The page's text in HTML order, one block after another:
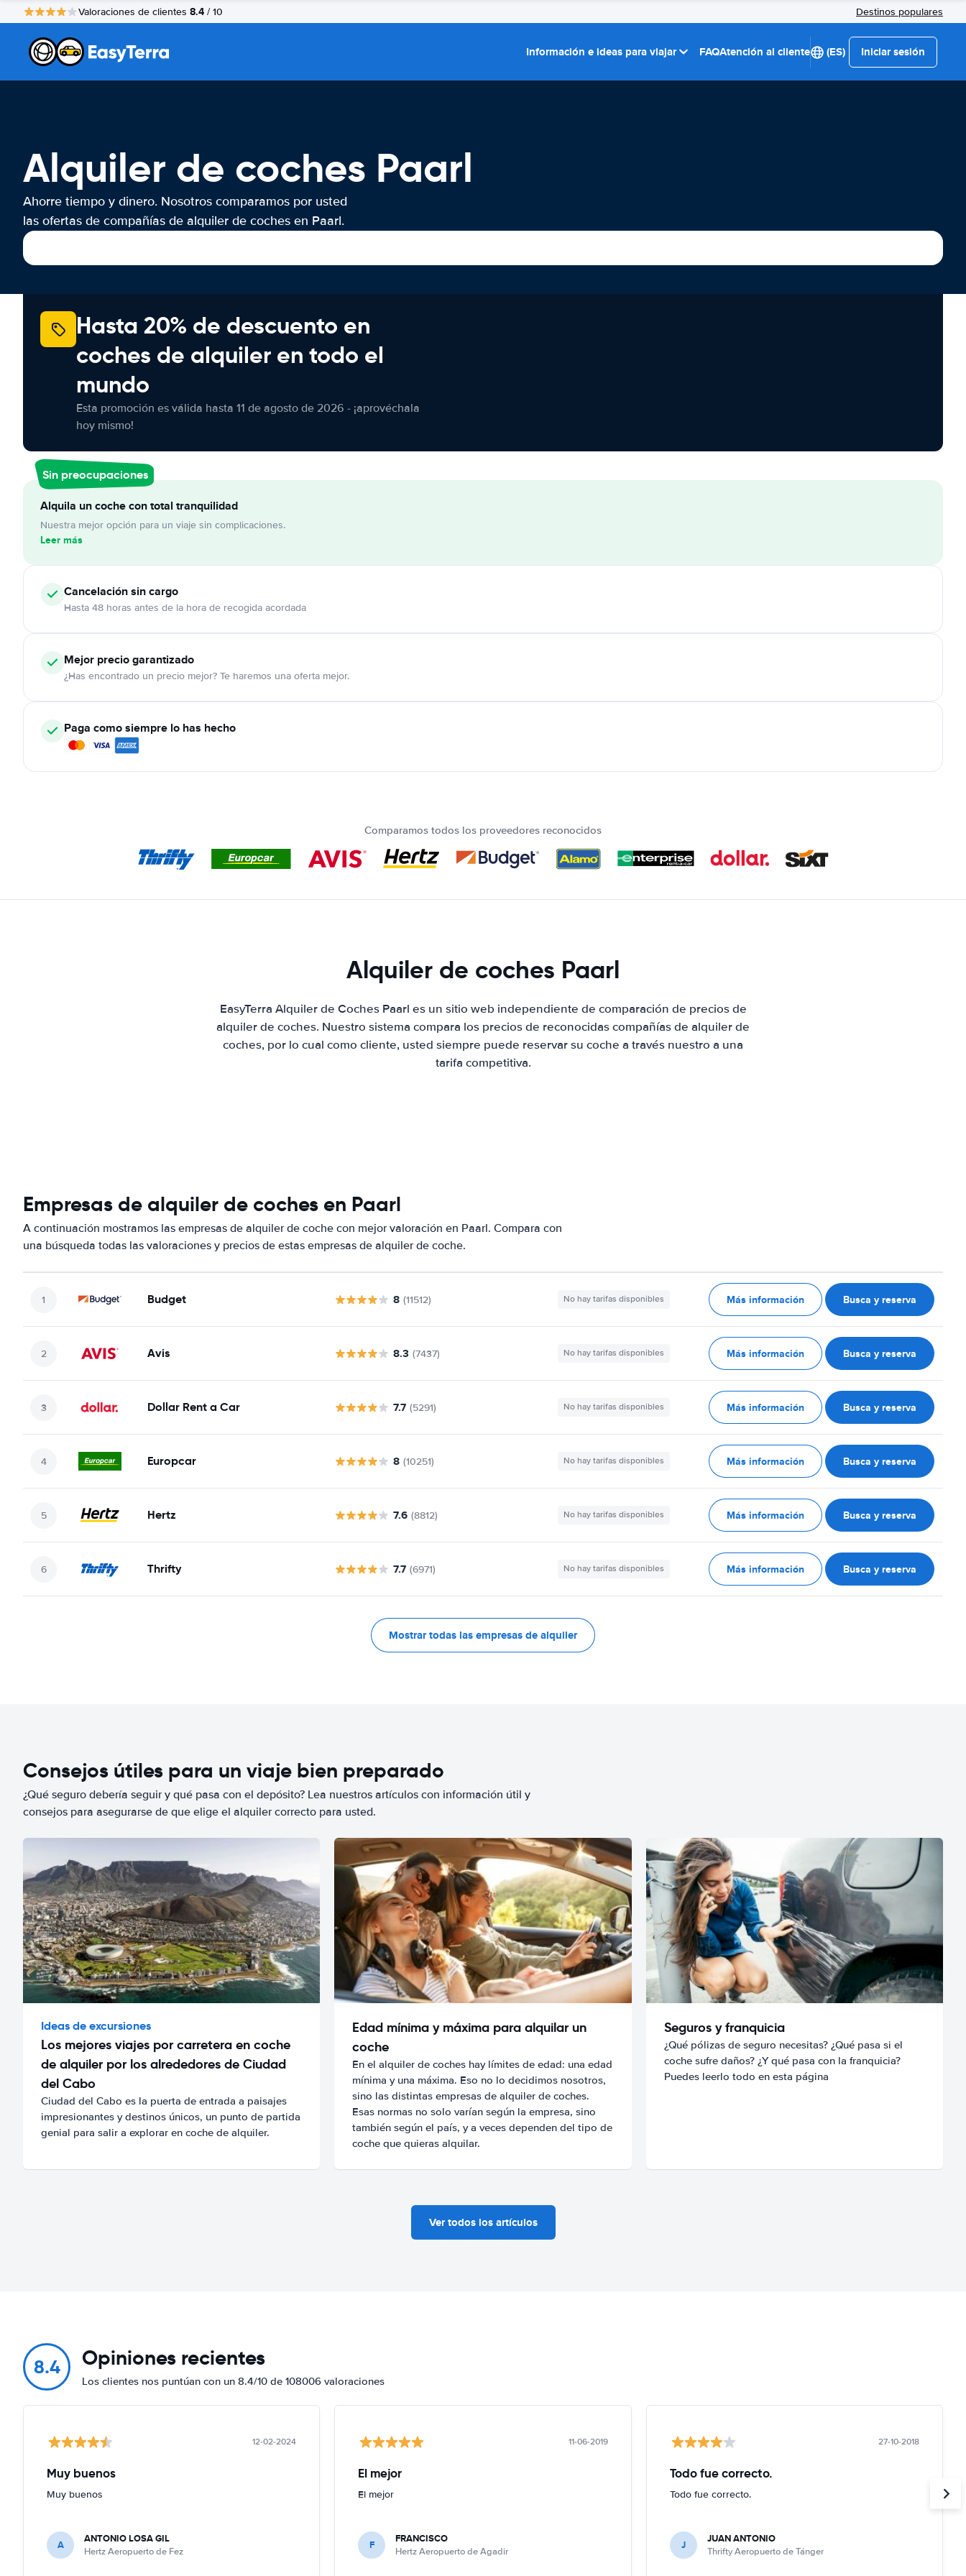
Valoraciones de clientes 8.4 / 10 Destinos populares
Información e ideas para viajar FAQAtención al cliente (ES) Iniciar sesión
Alquiler de coches Paarl
Ahorre tiempo y dinero. Nosotros comparamos por usted
las ofertas de compañías de alquiler de coches en Paarl.
Hasta 20% de descuento en
coches de alquiler en todo el
mundo
Esta promoción es válida hasta 11 de agosto de 2026 - ¡aprovéchala
hoy mismo!
Sin preocupaciones
Alquila un coche con total tranquilidad
Nuestra mejor opción para un viaje sin complicaciones.
Leer más
Cancelaciónsin cargo
Hasta 48 horas antes de la hora de recogida acordada
Mejor precio garantizado
¿Has encontrado un precio mejor? Te haremos una oferta mejor.
Paga como siempre lo has hecho
Comparamos todos los proveedores reconocidos
Alquiler de coches Paarl
EasyTerra Alquiler de Coches Paarl es un sitio web independiente de comparación de precios de
alquiler de coches. Nuestro sistema compara los precios de reconocidas compañías de alquiler de
coches, por lo cual como cliente, usted siempre puede reservar su coche a través nuestro a una
tarifa competitiva.
Empresas de alquiler de coches en Paarl
A continuación mostramos las empresas de alquiler de coche con mejor valoración en Paarl. Compara con
una búsqueda todas las valoraciones y precios de estas empresas de alquiler de coche.
Budget 8 (11512) No hay tarifas disponibles Más información Busca y reserva
Avis 8.3 (7437) No hay tarifas disponibles Más información Busca y reserva
Dollar Rent a Car 7.7 (5291) No hay tarifas disponibles Más información Busca y reserva
Europcar 8 (10251) No hay tarifas disponibles Más información Busca y reserva
Hertz 7.6 (8812) No hay tarifas disponibles Más información Busca y reserva
Thrifty 7.7 (6971) No hay tarifas disponibles Más información Busca y reserva
Mostrar todas las empresas de alquiler
Consejos útiles para un viaje bien preparado
¿Qué seguro debería seguir y qué pasa con el depósito? Lea nuestros artículos con información útil y
consejos para asegurarse de que elige el alquiler correcto para usted.
Ideas de excursiones
Los mejores viajes por carretera en coche
de alquiler por los alrededores de Ciudad
del Cabo
Ciudad del Cabo es la puerta de entrada a paisajes
impresionantes y destinos únicos, un punto de partida
genial para salir a explorar en coche de alquiler.
Edad mínima y máxima para alquilar un
coche
En el alquiler de coches hay límites de edad: una edad
mínima y una máxima. Eso no lo decidimos nosotros,
sino las distintas empresas de alquiler de coches.
Esas normas no solo varían según la empresa, sino
también según el país, y a veces dependen del tipo de
coche que quieras alquilar.
Seguros y franquicia
¿Qué pólizas de seguro necesitas? ¿Qué pasa si el
coche sufre daños? ¿Y qué pasa con la franquicia?
Puedes leerlo todo en esta página
Ver todos los artículos
8.4 Opiniones recientes
Los clientes nos puntúan con un 8.4/10 de 108006 valoraciones
12-02-2024
Muy buenos
Muy buenos
A ANTONIO LOSA GIL
Hertz Aeropuerto de Fez
11-06-2019
El mejor
El mejor
F FRANCISCO
Hertz Aeropuerto de Agadir
27-10-2018
Todo fue correcto.
Todo fue correcto.
J JUAN ANTONIO
Thrifty Aeropuerto de Tánger